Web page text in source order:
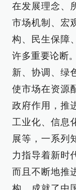
在发展理念、
市场机制、宏
构、民生保障
许多重要论断
新、协调、绿
使市场在资源
政府作用，推
工业化、信息
展等，一系列
力指导着新时
而且不断地推